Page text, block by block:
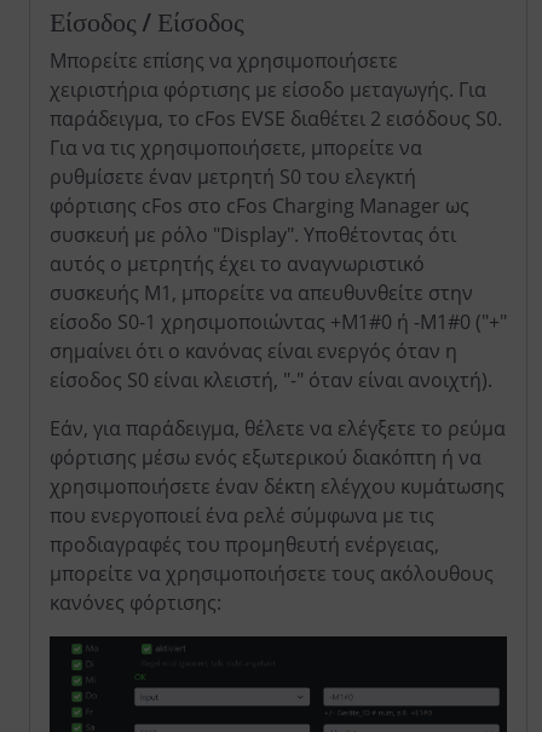
Είσοδος / Είσοδος
Μπορείτε επίσης να χρησιμοποιήσετε
χειριστήρια φόρτισης με είσοδο μεταγωγής. Για
παράδειγμα, το cFos EVSE διαθέτει 2 εισόδους S0.
Για να τις χρησιμοποιήσετε, μπορείτε να
ρυθμίσετε έναν μετρητή S0 του ελεγκτή
φόρτισης cFos στο cFos Charging Manager ως
συσκευή με ρόλο "Display". Υποθέτοντας ότι
αυτός ο μετρητής έχει το αναγνωριστικό
συσκευής M1, μπορείτε να απευθυνθείτε στην
είσοδο S0-1 χρησιμοποιώντας +M1#0 ή -M1#0 ("+"
σημαίνει ότι ο κανόνας είναι ενεργός όταν η
είσοδος S0 είναι κλειστή, "-" όταν είναι ανοιχτή).
Εάν, για παράδειγμα, θέλετε να ελέγξετε το ρεύμα
φόρτισης μέσω ενός εξωτερικού διακόπτη ή να
χρησιμοποιήσετε έναν δέκτη ελέγχου κυμάτωσης
που ενεργοποιεί ένα ρελέ σύμφωνα με τις
προδιαγραφές του προμηθευτή ενέργειας,
μπορείτε να χρησιμοποιήσετε τους ακόλουθους
κανόνες φόρτισης: